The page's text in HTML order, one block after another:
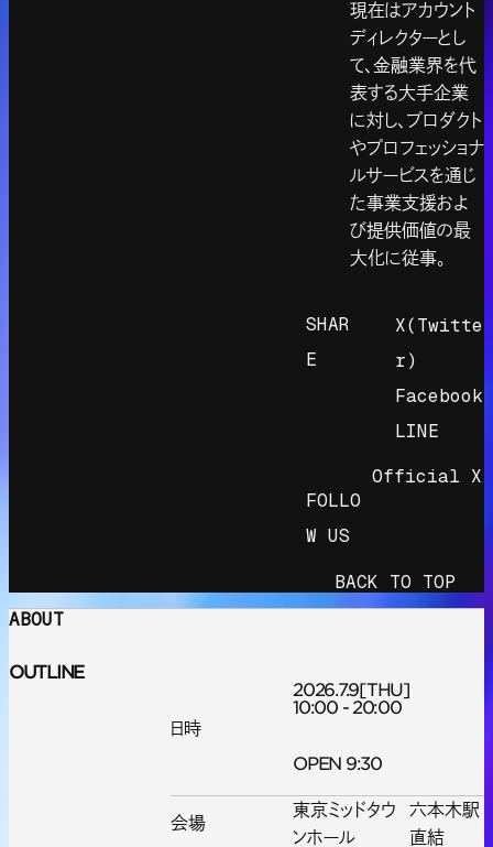
現在はアカウント
ディレクターとし
て、金融業界を代
表する大手企業
に対し、プロダクト
やプロフェッショナ
ルサービスを通じ
た事業支援およ
び提供価値の最
大化に従事。
SHAR
E
X(Twitte
r)
Facebook
LINE
FOLLO
W US
Official X
BACK TO TOP
ABOUT
OUTLINE
日時
2026.7.9[THU]
10:00 - 20:00
OPEN 9:30
会場
東京ミッドタウ
ンホール
六本木駅
直結